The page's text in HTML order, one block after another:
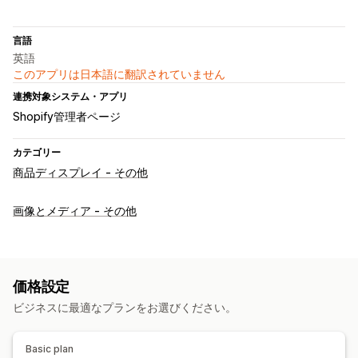
言語
英語
このアプリは日本語に翻訳されていません
連携対象システム・アプリ
Shopify管理者ページ
カテゴリー
商品ディスプレイ - その他
画像とメディア - その他
価格設定
ビジネスに最適なプランをお選びください。
Basic plan